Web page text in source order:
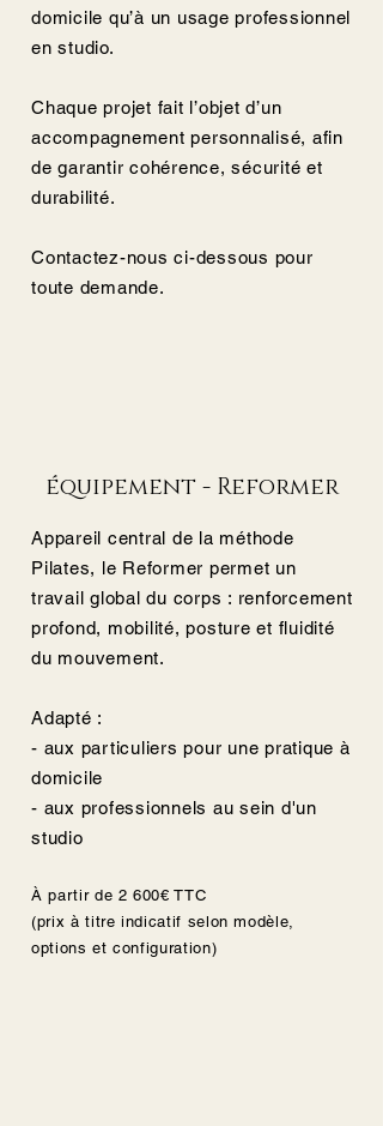
domicile qu’à un usage professionnel
en studio.
Chaque projet fait l’objet d’un
accompagnement personnalisé, afin
de garantir cohérence, sécurité et
durabilité.​
Contactez-nous ci-dessous pour
toute demande.
équipement - Reformer
Appareil central de la méthode
Pilates, le Reformer permet un
travail global du corps : renforcement
profond, mobilité, posture et fluidité
du mouvement.
Adapté :
- aux particuliers pour une pratique à
domicile
- aux professionnels au sein d'un
studio
À partir de 2 600€ TTC
(prix à titre indicatif selon modèle,
options et configuration)